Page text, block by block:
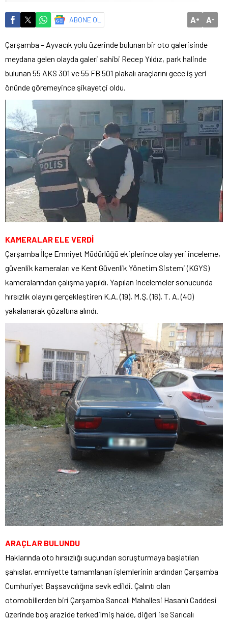
ABONE OL A+ A-
Çarşamba – Ayvacık yolu üzerinde bulunan bir oto galerisinde
meydana gelen olayda galeri sahibi Recep Yıldız, park halinde
bulunan 55 AKS 301 ve 55 FB 501 plakalı araçlarını gece iş yeri
önünde göremeyince şikayetçi oldu.
KAMERALAR ELE VERDİ
Çarşamba İlçe Emniyet Müdürlüğü ekiplerince olay yeri inceleme,
güvenlik kameraları ve Kent Güvenlik Yönetim Sistemi (KGYS)
kameralarından çalışma yapıldı. Yapılan incelemeler sonucunda
hırsızlık olayını gerçekleştiren K.A. (19), M.Ş. (16), T. A. (40)
yakalanarak gözaltına alındı.
ARAÇLAR BULUNDU
Haklarında oto hırsızlığı suçundan soruşturmaya başlatılan
şahıslar, emniyette tamamlanan işlemlerinin ardından Çarşamba
Cumhuriyet Başsavcılığına sevk edildi. Çalıntı olan
otomobillerden biri Çarşamba Sarıcalı Mahallesi Hasanlı Caddesi
üzerinde boş arazide terkedilmiş halde, diğeri ise Sarıcalı